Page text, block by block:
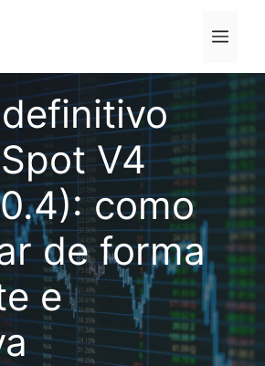
V4
como
de forma
e